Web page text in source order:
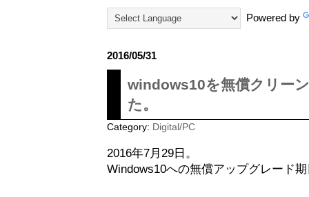
Powered by
2016/05/31
windows10を無償クリー
た。
Category: Digital/PC
2016年7月29日。
Windows10への無償アップグレード